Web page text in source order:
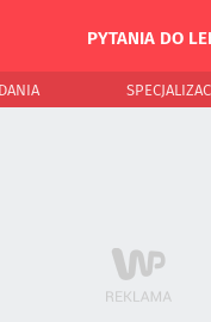
PYTANIA DO